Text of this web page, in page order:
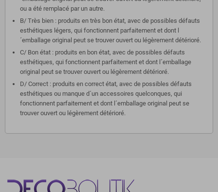
ou a été remplacé par un autre.
B/ Très bien : produits en très bon état, avec de possibles défauts
esthétiques légers, qui fonctionnent parfaitement et dont l
´emballage original peut se trouver ouvert ou légèrement détérioré.
C/ Bon état : produits en bon état, avec de possibles défauts
esthétiques, qui fonctionnent parfaitement et dont l´emballage
original peut se trouver ouvert ou légèrement détérioré.
D/ Correct : produits en correct état, avec de possibles défauts
esthétiques ou manque d´un accessoires quelconques, qui
fonctionnent parfaitement et dont l´emballage original peut se
trouver ouvert ou légèrement détérioré.